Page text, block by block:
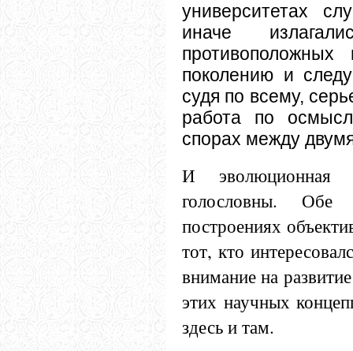
университетах
иначе
поколению и
судя по всему,
работа по
спорах между
И эволюционная
голословны.
построениях
тот, кто
внимание на
этих научных
здесь и там.